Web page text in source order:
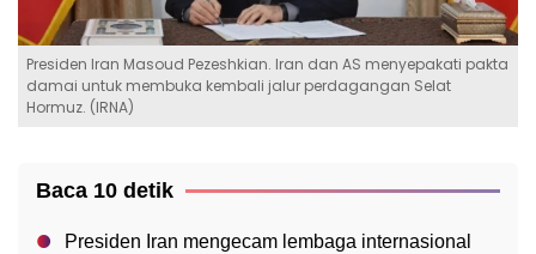
Presiden Iran Masoud Pezeshkian. Iran dan AS menyepakati pakta
damai untuk membuka kembali jalur perdagangan Selat
Hormuz. (IRNA)
Baca 10 detik
Presiden Iran mengecam lembaga internasional